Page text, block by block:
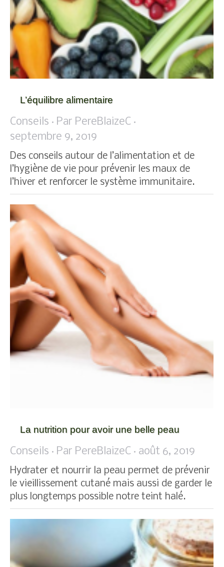
L’équilibre alimentaire
Conseils Par PereBlaizeC
septembre 9, 2019
Des conseils autour de l’alimentation et de
l’hygiène de vie pour prévenir les maux de
l’hiver et renforcer le système immunitaire.
La nutrition pour avoir une belle peau
Conseils Par PereBlaizeC août 6, 2019
Hydrater et nourrir la peau permet de prévenir
le vieillissement cutané mais aussi de garder le
plus longtemps possible notre teint halé.